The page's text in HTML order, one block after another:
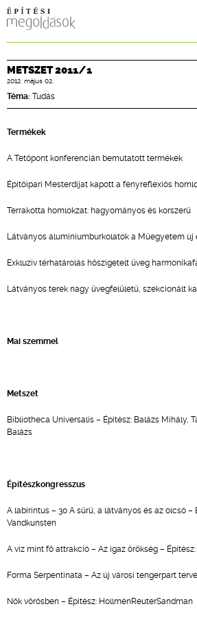
TERVEZÉSI
METSZET 2011/1
2012. május 02.
Téma: Tudás
Termékek
A Tetőpont konferencián bemutatott termékek
Építőipari Mesterdíjat kapott a fényreflexiós
Terrakotta homlokzat: hagyományos és korszerű
Látványos alumíniumburkolatok a Műegyetem új
Exkluzív térhatárolás hőszigetelt üveg
Látványos terek nagy üvegfelületű, szekcionált
Mai szemmel
Metszet
Bibliotheca Universalis – Építész: Balázs Mihály,
Balázs
Építészkongresszus
A labirintus – 30 A sűrű, a látványos és az olcsó –
Vandkunsten
A víz mint fő attrakció – Az igaz örökség –
Forma Serpentinata – Az új városi tengerpart
Nők vörösben – Építész: HollménReuterSandman